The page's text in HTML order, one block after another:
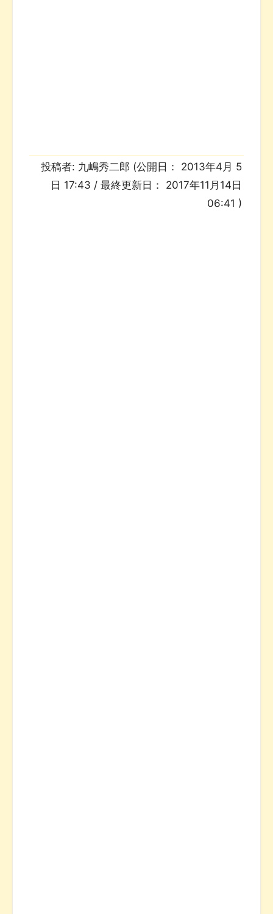
投稿者: 九嶋秀二郎 (公開日： 2013年4月 5
日 17:43 / 最終更新日： 2017年11月14日
06:41 )